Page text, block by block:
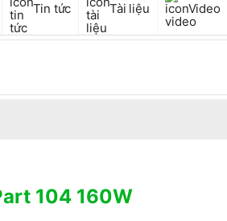
Tin tức Tài liệu Video
104 160W